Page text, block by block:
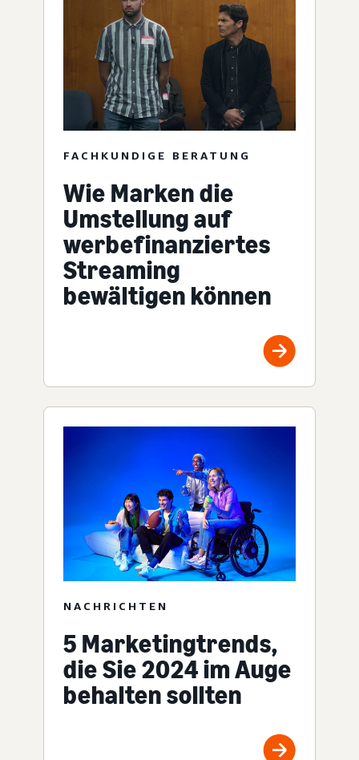
FACHKUNDIGE BERATUNG
Wie Marken die
Umstellung auf
werbefinanziertes
Streaming
bewältigen können
NACHRICHTEN
5 Marketingtrends,
die Sie 2024 im Auge
behalten sollten